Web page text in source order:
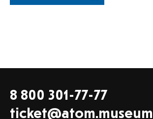
8 800 301-77-77
ticket@atom.museum